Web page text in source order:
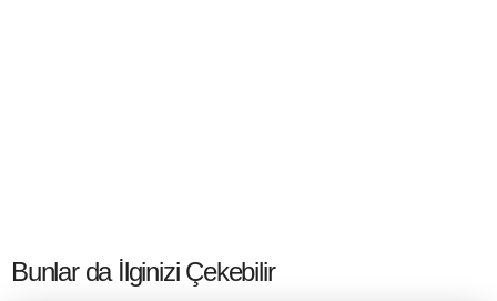
Bunlar da İlginizi Çekebilir